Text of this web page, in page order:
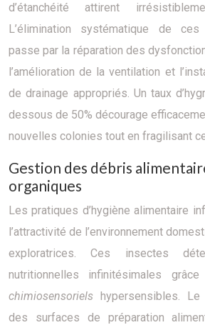
d’étanchéité attirent
L’élimination systématique de ces
passe par la réparation des
l’amélioration de la ventilation et
de drainage appropriés. Un taux
dessous de 50% décourage
nouvelles colonies tout en fragilisant
Gestion des débris
organiques
Les pratiques d’hygiène alimentaire
l’attractivité de l’environnement
exploratrices. Ces insectes
nutritionnelles infinitésimales
chimiosensoriels hypersensibles.
des surfaces de préparation